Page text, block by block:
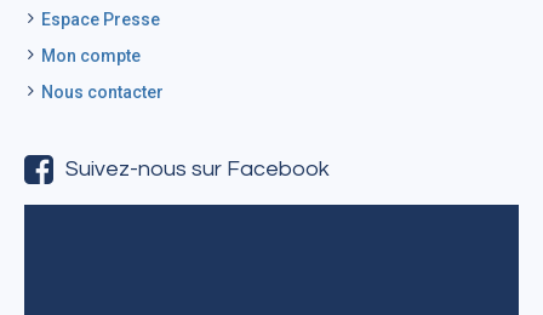
Espace Presse
Mon compte
Nous contacter
Suivez-nous sur Facebook